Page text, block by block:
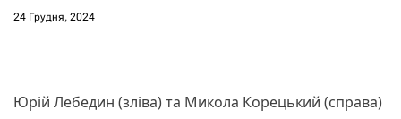
24 Грудня, 2024
Юрій Лебедин (зліва) та Микола Корецький (справа)